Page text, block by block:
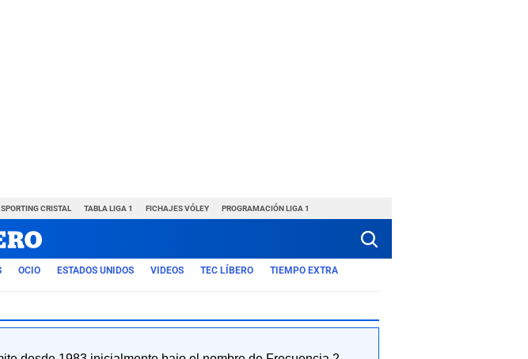
SPORTING CRISTAL TABLA LIGA 1 FICHAJES VÓLEY PROGRAMACIÓN LIGA 1
OCIO ESTADOS UNIDOS VIDEOS TEC LÍBERO TIEMPO EXTRA